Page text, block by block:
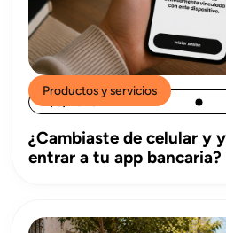
Productos y servicios
¿Cambiaste de celular y
entrar a tu app bancaria?